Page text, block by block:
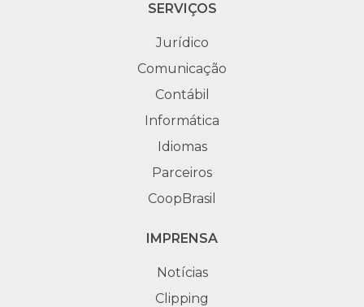
SERVIÇOS
Jurídico
Comunicação
Contábil
Informática
Idiomas
Parceiros
CoopBrasil
IMPRENSA
Notícias
Clipping